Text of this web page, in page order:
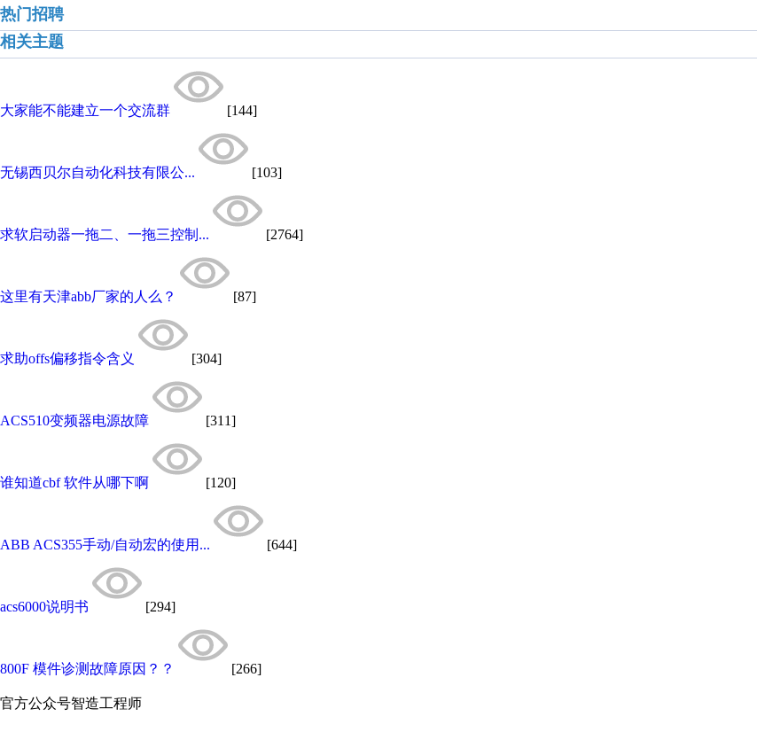
热门招聘
相关主题
大家能不能建立一个交流群 [144]
无锡西贝尔自动化科技有限公... [103]
求软启动器一拖二、一拖三控制... [2764]
这里有天津abb厂家的人么？ [87]
求助offs偏移指令含义 [304]
ACS510变频器电源故障 [311]
谁知道cbf 软件从哪下啊 [120]
ABB ACS355手动/自动宏的使用... [644]
acs6000说明书 [294]
800F 模件诊测故障原因？？ [266]
官方公众号智造工程师